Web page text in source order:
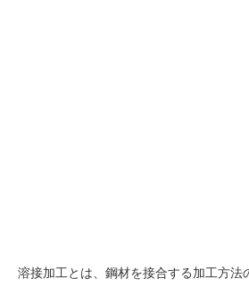
溶接加工とは、鋼材を接合する加工方法